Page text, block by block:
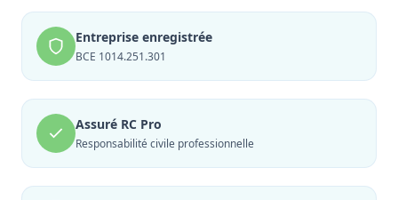
Entreprise enregistrée
BCE 1014.251.301
Assuré RC Pro
Responsabilité civile professionnelle